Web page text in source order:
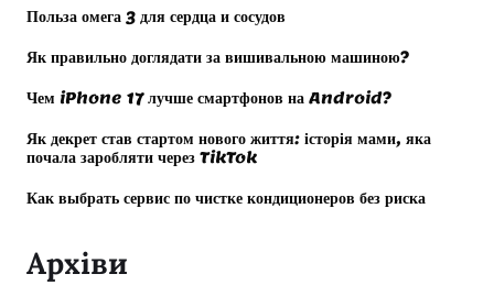
Польза омега 3 для сердца и сосудов
Як правильно доглядати за вишивальною машиною?
Чем iPhone 17 лучше смартфонов на Android?
Як декрет став стартом нового життя: історія мами, яка
почала заробляти через TikTok
Как выбрать сервис по чистке кондиционеров без риска
Архіви